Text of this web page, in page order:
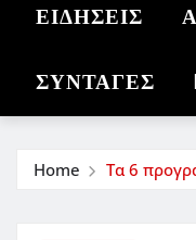
ΕΙΔΗΣΕΙΣ
ΣΥΝΤΑΓΈΣ
Home Τα 6